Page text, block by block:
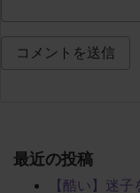
最近の投稿
【酷い】迷